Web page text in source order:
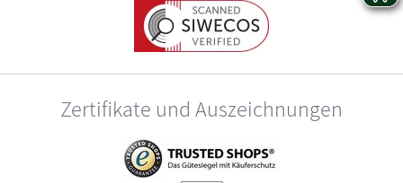
Zertifikate und Auszeichnungen